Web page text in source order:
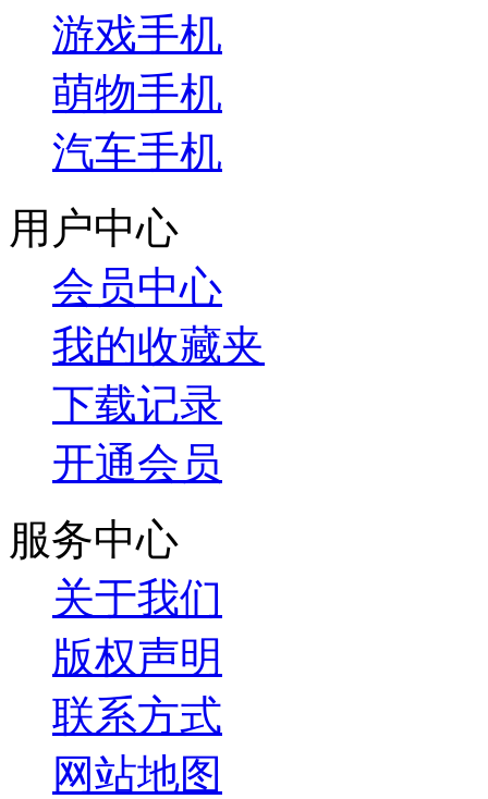
游戏手机
萌物手机
汽车手机
用户中心
会员中心
我的收藏夹
下载记录
开通会员
服务中心
关于我们
版权声明
联系方式
网站地图